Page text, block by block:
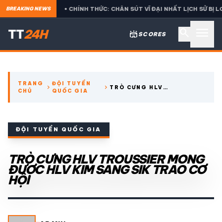
BREAKING NEWS• CHÍNH THỨC: CHÂN SÚT VĨ ĐẠI NHẤT LỊCH SỬ BỊ LOẠI CỰC
TT24H stadium SCORES
CÁC GIẢI NGOẠI HẠNG
THỂ THAO TRONG NƯỚC
THỂ THAO expand_more
VIDEO
LỊCH THI ĐẤU
TRANG
CHỦ
chevron_rightĐỘI TUYỂN
QUỐC GIA
chevron_right TRÒ CƯNG HLV
ĐỘI TUYỂN QUỐC GIA
TRÒ CƯNG HLV TROUSSIER MONG
ĐƯỢC HLV KIM SANG SIK TRAO CƠ
HỘI